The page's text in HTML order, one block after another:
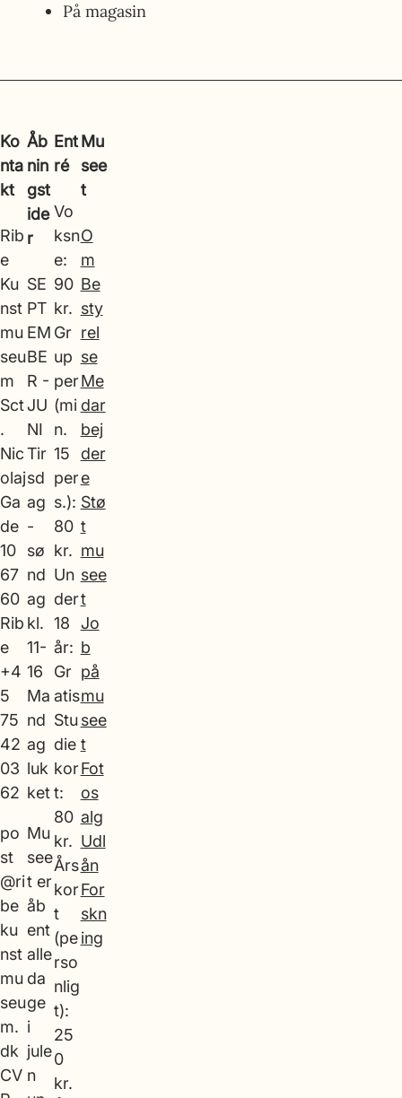
På magasin
Ko
nta
kt
Rib
e
Ku
nst
mu
seu
m
Sct
.
Nic
olaj
Ga
de
10
67
60
Rib
e
+4
5
75
42
03
62
po
st
@ri
be
ku
nst
mu
seu
m.
dk
CV
Åb
nin
gst
ide
r
SE
PT
EM
BE
R -
JU
NI
Tir
sd
ag
-
sø
nd
ag
kl.
11-
16
Ma
nd
ag
luk
ket
Mu
see
t er
åb
ent
alle
da
ge
i
jule
n
Ent
ré
Vo
ksn
e:
90
kr.
Gr
up
per
(mi
n.
15
per
s.):
80
kr.
Un
der
18
år:
Gr
atis
Stu
die
kor
t:
80
kr.
Års
kor
t
(pe
rso
nlig
t):
25
0
kr.
Mu
see
t
O
m
Be
sty
rel
se
Me
dar
bej
der
e
Stø
t
mu
see
t
Jo
b
på
mu
see
t
Fot
os
alg
Udl
ån
For
skn
ing